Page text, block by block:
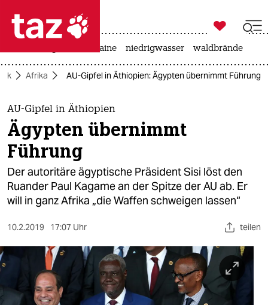
 taz zahl ich
taz zahl ich
themen
politik
öko
gesellschaft
sport
berlin
nord

taz zahl ich
krieg in der ukraine niedrigwasser waldbrände
Afrika AU-Gipfel in Äthiopien: Ägypten übernimmt Führung
AU-Gipfel in Äthiopien
Ägypten übernimmt
Führung
Der autoritäre ägyptische Präsident Sisi löst den
Ruander Paul Kagame an der Spitze der AU ab. Er
will in ganz Afrika „die Waffen schweigen lassen“
10.2.2019 17:07 Uhr teilen